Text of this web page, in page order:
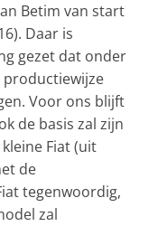
Betim van start
Daar is
gezet dat onder
productiewijze
Voor ons blijft
de basis zal zijn
Fiat (uit
de
tegenwoordig,
zal